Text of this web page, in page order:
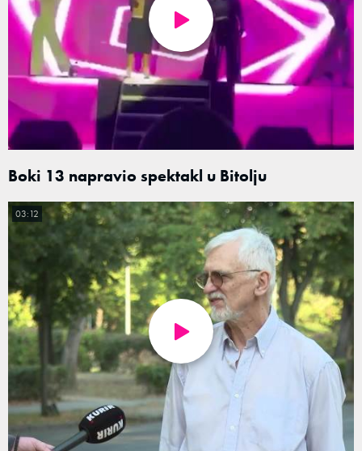
Boki 13 napravio spektakl u Bitolju
03:12